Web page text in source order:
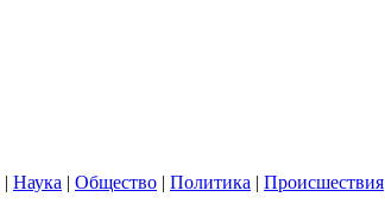
| Наука | Общество | Политика | Происшествия